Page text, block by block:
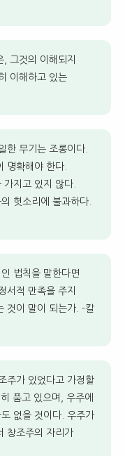
그것의 이해되지
이해하고 있는
한 무기는 조롱이다.
명확해야 한다.
지고 있지 않다.
헛소리에 불과하다.
법칙을 말한다면
서적 만족을 주지
것이 말이 되는가. -칼
주가 있었다고 가정할
품고 있으며, 우주에
없을 것이다. 우주가
창조주의 자리가